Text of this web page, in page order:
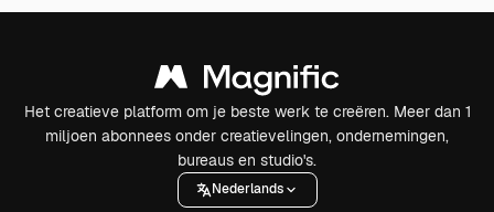
Het creatieve platform om je beste werk te creëren. Meer dan 1
miljoen abonnees onder creatievelingen, ondernemingen,
bureaus en studio's.
Nederlands